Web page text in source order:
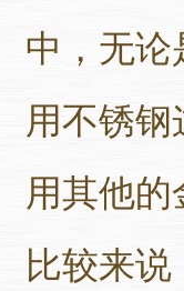
中，无
用不锈
用其他
比较来